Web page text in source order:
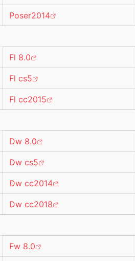
Poser2014
Fl 8.0
Fl cs5
Fl cc2015
Dw 8.0
Dw cs5
Dw cc2014
Dw cc2018
Fw 8.0